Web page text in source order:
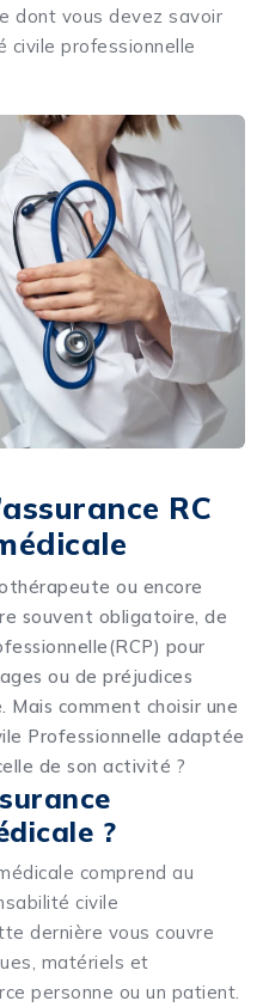
dont vous devez savoir
civile professionnelle
RC
ou encore
souvent obligatoire, de
pour
ou de préjudices
Mais comment choisir une
Professionnelle adaptée
de son activité ?
?
comprend au
civile
dernière vous couvre
matériels et
personne ou un patient.